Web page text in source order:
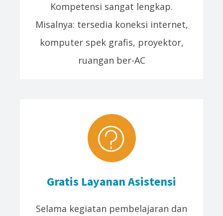
Kompetensi sangat lengkap.
Misalnya: tersedia koneksi internet,
komputer spek grafis, proyektor,
ruangan ber-AC
Gratis Layanan Asistensi
Selama kegiatan pembelajaran dan